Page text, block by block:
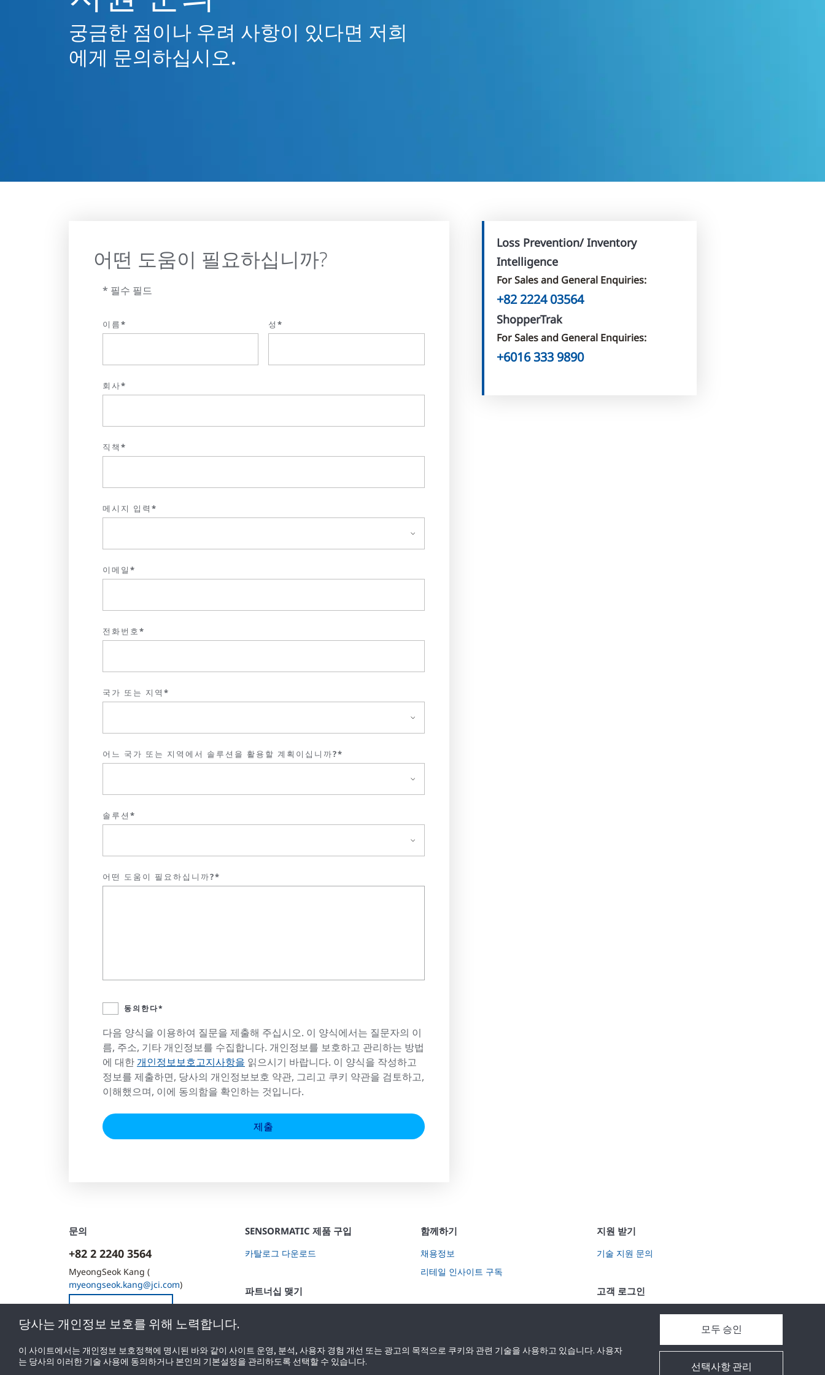
궁금한 점이나 우려 사항이 있다면 저희
에게 문의하십시오.
어떤 도움이 필요하십니까?
* 필수 필드
이름* 성*
회사*
직책*
메시지 입력*
이메일*
전화번호*
국가 또는 지역*
어느 국가 또는 지역에서 솔루션을 활용할 계획이십니까?*
솔루션*
어떤 도움이 필요하십니까?*
동의한다*
다음 양식을 이용하여 질문을 제출해 주십시오. 이 양식에서는 질문자의 이
름, 주소, 기타 개인정보를 수집합니다. 개인정보를 보호하고 관리하는 방법
에 대한개인정보보호고지사항을 읽으시기 바랍니다. 이 양식을 작성하고
정보를 제출하면, 당사의 개인정보보호 약관, 그리고 쿠키 약관을 검토하고,
이해했으며, 이에 동의함을 확인하는 것입니다.
Loss Prevention/ Inventory
Intelligence
For Sales and General Enquiries:
+82 2224 03564
ShopperTrak
For Sales and General Enquiries:
+6016 333 9890
문의
+82 2 2240 3564
MyeongSeok Kang (
myeongseok.kang@jci.com)
연락처
SENSORMATIC 제품 구입
카탈로그 다운로드
파트너십 맺기
함께하기
채용정보
리테일 인사이트 구독
지원 받기
기술 지원 문의
고객 로그인
ShopperTrak Analytics 로그인
당사는 개인정보 보호를 위해 노력합니다.
이 사이트에서는 개인정보 보호정책에 명시된 바와 같이 사이트 운영, 분석, 사용자 경험 개선 또는 광고의 목적으로 쿠키와 관련 기술을 사용하고 있습니다. 사용자
는 당사의 이러한 기술 사용에 동의하거나 본인의 기본설정을 관리하도록 선택할 수 있습니다.
선택사항 관리
모두 승인